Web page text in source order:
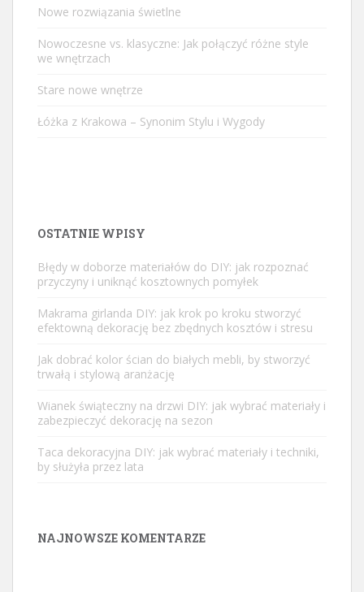
Nowe rozwiązania świetlne
Nowoczesne vs. klasyczne: Jak połączyć różne style
we wnętrzach
Stare nowe wnętrze
Łóżka z Krakowa – Synonim Stylu i Wygody
OSTATNIE WPISY
Błędy w doborze materiałów do DIY: jak rozpoznać
przyczyny i uniknąć kosztownych pomyłek
Makrama girlanda DIY: jak krok po kroku stworzyć
efektowną dekorację bez zbędnych kosztów i stresu
Jak dobrać kolor ścian do białych mebli, by stworzyć
trwałą i stylową aranżację
Wianek świąteczny na drzwi DIY: jak wybrać materiały i
zabezpieczyć dekorację na sezon
Taca dekoracyjna DIY: jak wybrać materiały i techniki,
by służyła przez lata
NAJNOWSZE KOMENTARZE